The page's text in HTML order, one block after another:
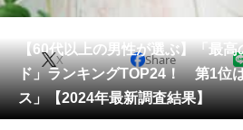
動物
会員記事
メディア
注目記事を集めた総合ページ
【60代以上の男性が選ぶ】「最高
ド」ランキングTOP24！ 第1位
ス」【2024年最新調査結果】
X Share